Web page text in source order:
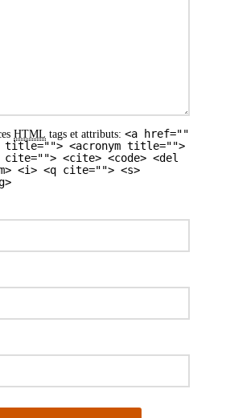
HTML tags et attributs: <a href=""
<acronym title="">
cite=""> <cite> <code> <del
<i> <q cite=""> <s>